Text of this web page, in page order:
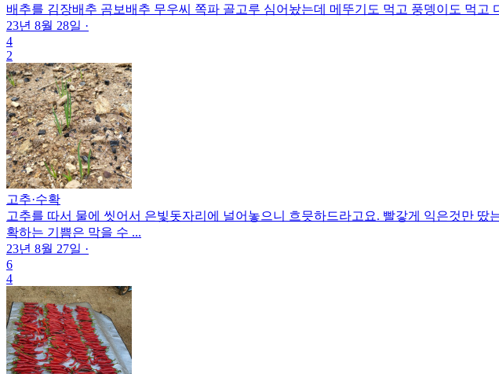
배추를 김장배추 곰보배추 무우씨 쪽파 골고루 심어놨는데 메뚜기도 먹고 풍뎅이도 먹
23년 8월 28일 ·
4
2
고추·수확
고추를 따서 물에 씻어서 은빛돗자리에 널어놓으니 흐믓하드라고요. 빨갛게 익은것만
확하는 기쁨은 막을 수 ...
23년 8월 27일 ·
6
4